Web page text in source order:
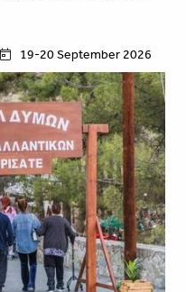
19-20 September 2026